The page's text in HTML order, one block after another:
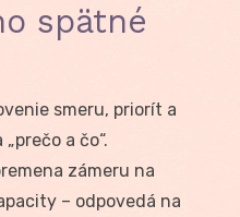
spätné
smeru, priorít a
a čo“.
zámeru na
– odpovedá na